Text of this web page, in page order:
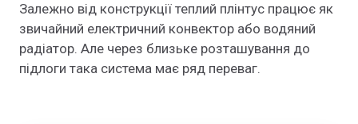
Залежно від конструкції теплий плінтус працює як
звичайний електричний конвектор або водяний
радіатор. Але через близьке розташування до
підлоги така система має ряд переваг.